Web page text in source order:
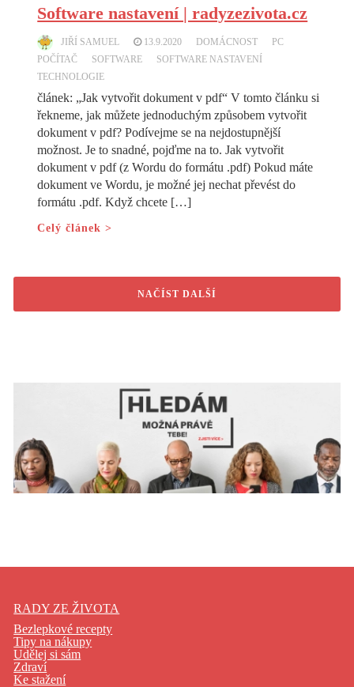
Software nastavení | radyzezivota.cz
JIŘÍ SAMUEL 13.9.2020 DOMÁCNOST
PC
POČÍTAČ
SOFTWARE
SOFTWARE NASTAVENÍ
TECHNOLOGIE
článek: „Jak vytvořit dokument v pdf“ V tomto článku si
řekneme, jak můžete jednoduchým způsobem vytvořit
dokument v pdf? Podívejme se na nejdostupnější
možnost. Je to snadné, pojďme na to. Jak vytvořit
dokument v pdf (z Wordu do formátu .pdf) Pokud máte
dokument ve Wordu, je možné jej nechat převést do
formátu .pdf. Když chcete […]
Celý článek >
NAČÍST DALŠÍ
RADY ZE ŽIVOTA
Bezlepkové recepty
Tipy na nákupy
Udělej si sám
Zdraví
Ke stažení